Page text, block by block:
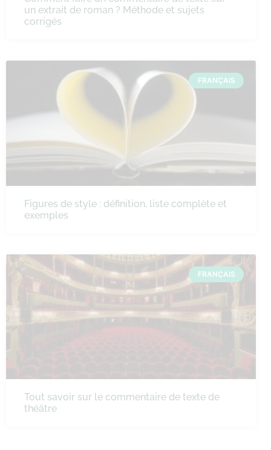
un extrait de roman ? Méthode et sujets
corrigés
FRANÇAIS
Figures de style : définition, liste complète et
exemples
FRANÇAIS
Tout savoir sur le commentaire de texte de
théâtre